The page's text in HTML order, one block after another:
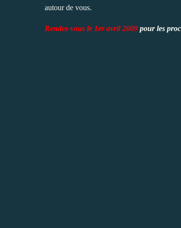
autour de vous.
Rendez-vous le 1er avril 2009 pour les